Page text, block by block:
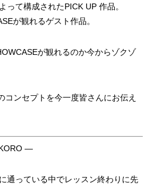
って構成されたPICK UP 作品。
が観れるゲスト作品。
が観れるのか今からゾクゾ
コンセプトを今一度皆さんにお伝え
—
通っている中でレッスン終わりに先